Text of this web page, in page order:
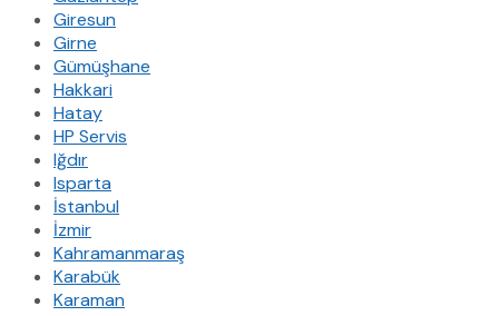
Giresun
Girne
Gümüşhane
Hakkari
Hatay
HP Servis
Iğdır
Isparta
İstanbul
İzmir
Kahramanmaraş
Karabük
Karaman